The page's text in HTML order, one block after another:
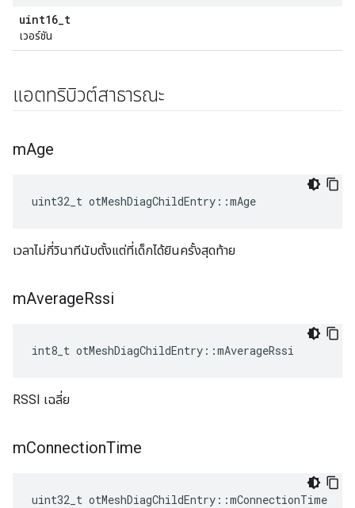
uint16_t
เวอร์ชัน
แอตทริบิวต์สาธารณะ
mAge
uint32_t otMeshDiagChildEntry ::mAge
เวลาไม่กี่วินาทีนับตั้งแต่ที่เด็กได้ยินครั้งสุดท้าย
mAverageRssi
int8_t otMeshDiagChildEntry ::mAverageRssi
RSSI เฉลี่ย
mConnectionTime
uint32_t otMeshDiagChildEntry ::mConnectionTime